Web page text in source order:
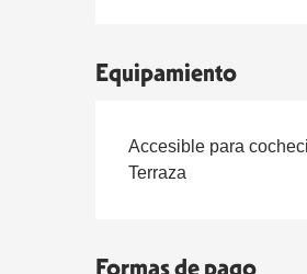
Equipamiento
Accesible para
Terraza
Formas de pago